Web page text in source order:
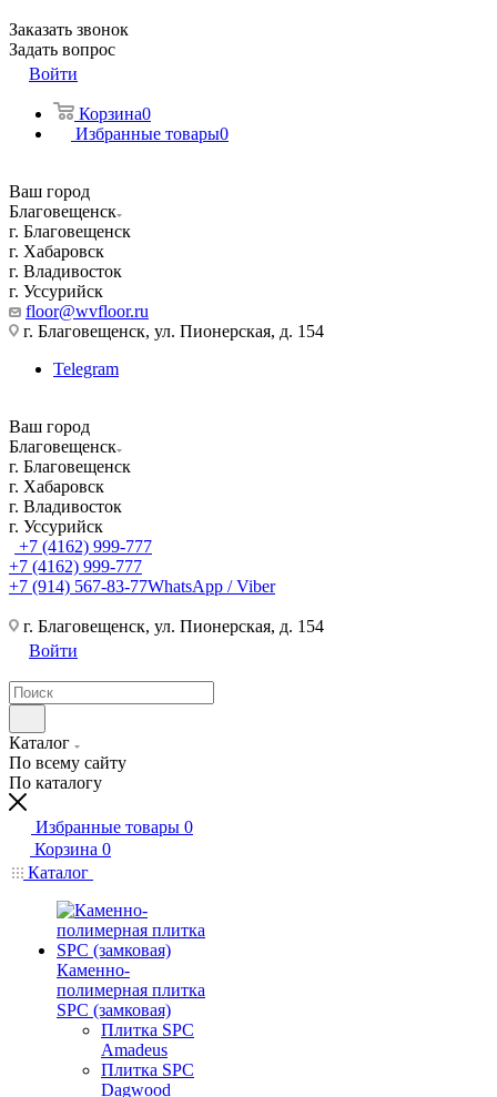
Заказать звонок
Задать вопрос
Войти
Корзина0
Избранные товары0
Ваш город
Благовещенск
г. Благовещенск
г. Хабаровск
г. Владивосток
г. Уссурийск
floor@wvfloor.ru
г. Благовещенск, ул. Пионерская, д. 154
Telegram
Ваш город
Благовещенск
г. Благовещенск
г. Хабаровск
г. Владивосток
г. Уссурийск
+7 (4162) 999-777
+7 (4162) 999-777
+7 (914) 567-83-77WhatsApp / Viber
г. Благовещенск, ул. Пионерская, д. 154
Войти
Каталог
По всему сайту
По каталогу
Избранные товары 0
Корзина 0
Каталог
Каменно-
полимерная плитка
SPC (замковая)
Плитка SPC
Amadeus
Плитка SPC
Dagwood